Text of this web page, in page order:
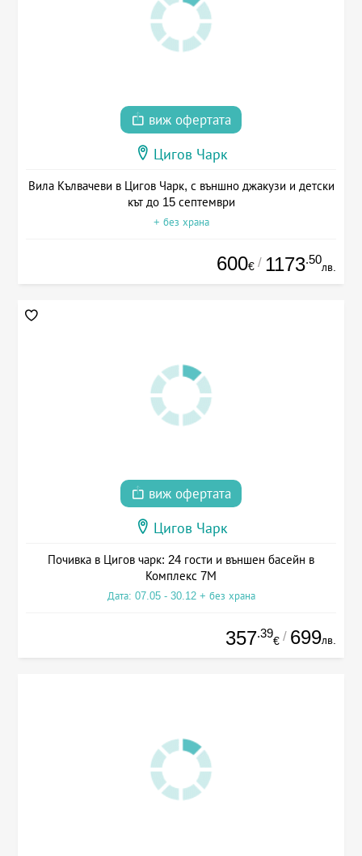
виж офертата
Цигов Чарк
Вила Кълвачеви в Цигов Чарк, с външно джакузи и детски
кът до 15 септември
+ без храна
600€ / 1173.50
лв.
виж офертата
Цигов Чарк
Почивка в Цигов чарк: 24 гости и външен басейн в
Комплекс 7М
Дата: 07.05 - 30.12 + без храна
357.39
€ / 699лв.